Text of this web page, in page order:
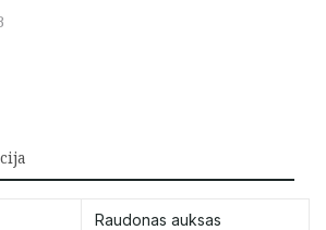
Raudonas auksas